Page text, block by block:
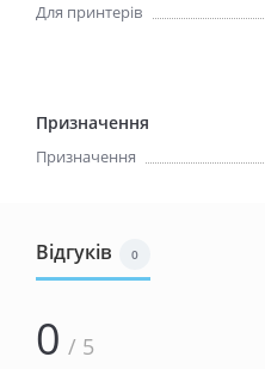
Для принтерів
Призначення
Призначення
Відгуків 0
0 / 5